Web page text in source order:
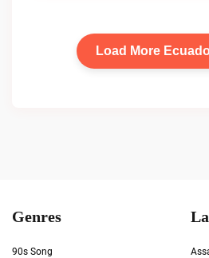
Load More
Genres
90s Song